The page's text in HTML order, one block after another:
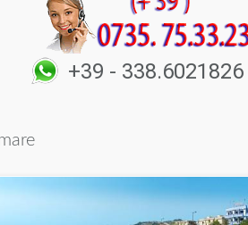
+39 - 338.6021826